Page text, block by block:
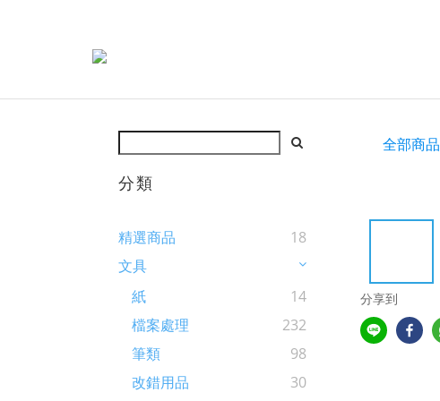
分類
精選商品
18
文具
紙
14
檔案處理
232
筆類
98
改錯用品
30
全部商品
分享到